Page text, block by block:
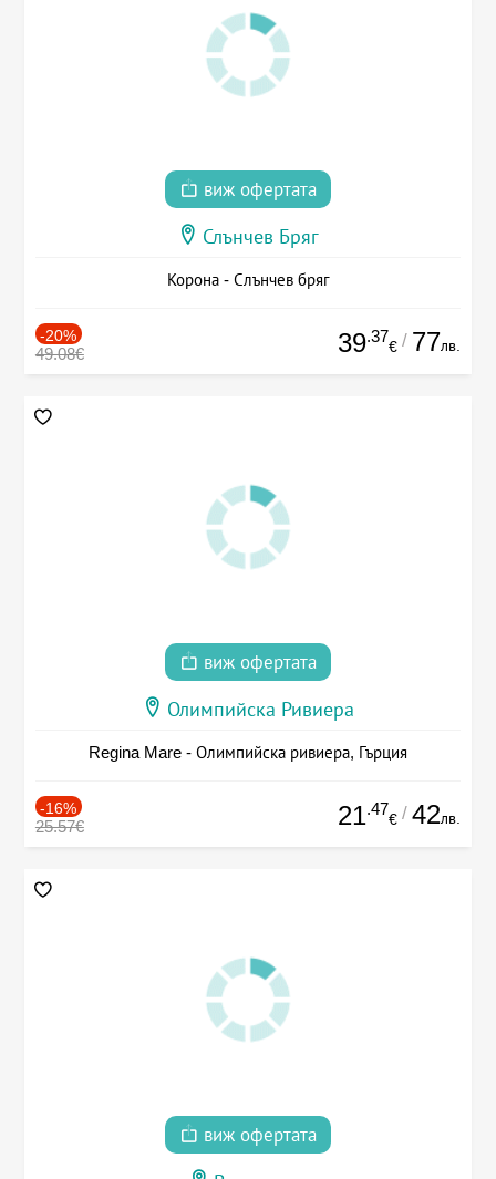
виж офертата
Слънчев Бряг
Корона - Слънчев бряг
-20%
49.08€ 39.37
€ / 77лв.
виж офертата
Олимпийска Ривиера
Regina Mare - Олимпийска ривиера, Гърция
-16%
25.57€ 21.47
€ / 42лв.
виж офертата